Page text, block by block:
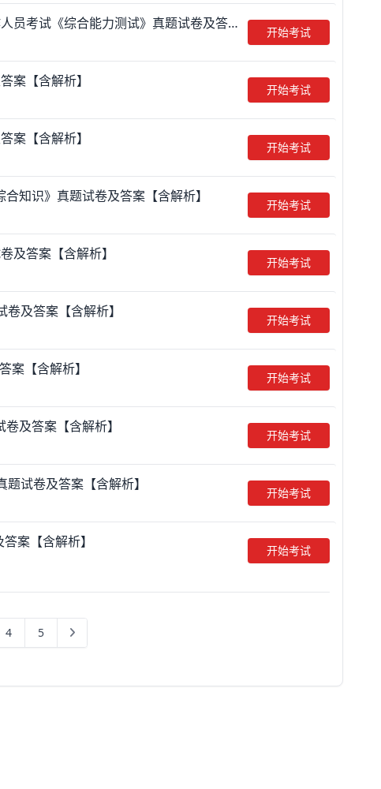
2018年5月26日新疆吐鲁番示范区综治中心公开招聘地方事业编工作人员考试《综合能力测试》真题试卷及答案【含解析】
开始考试
案【含解析】
开始考试
案【含解析】
开始考试
知识》真题试卷及答案【含解析】
开始考试
及答案【含解析】
开始考试
及答案【含解析】
开始考试
案【含解析】
开始考试
及答案【含解析】
开始考试
试卷及答案【含解析】
开始考试
案【含解析】
开始考试
4 5